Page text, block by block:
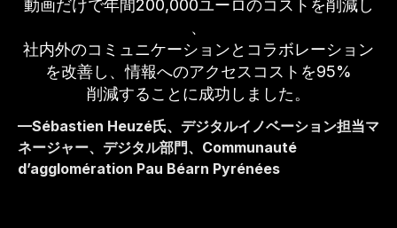
E
O
動画だけで年間200,000ユーロのコストを削減し
、
社内外のコミュニケーションとコラボレーション
を改善し、情報へのアクセスコストを95%
削減することに成功しました。
—Sébastien Heuzé氏、デジタルイノベーション担当マ
ネージャー、デジタル部門、Communauté
d’agglomération Pau Béarn Pyrénées